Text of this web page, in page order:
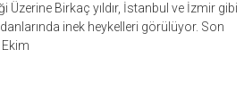
Üzerine Birkaç yıldır, İstanbul ve İzmir gibi
inek heykelleri görülüyor. Son